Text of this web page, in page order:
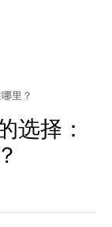
里？
选择：